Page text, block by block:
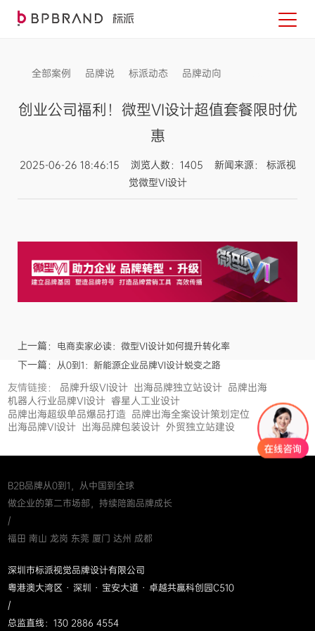
全部案例 品牌说 标派动态 品牌动向
创业公司福利！微型VI设计超值套餐限时优
惠
2025-06-26 18:46:15 浏览人数：1405 新闻来源： 标派视
觉微型VI设计
上一篇： 电商卖家必读：微型VI设计如何提升转化率
下一篇： 从0到1：新能源企业品牌VI设计蜕变之路
友情链接： 品牌升级VI设计 出海品牌独立站设计 品牌出海
机器人行业品牌VI设计 睿星人工业设计
品牌出海超级单品爆品打造 品牌出海全案设计策划定位
出海品牌VI设计 出海品牌包装设计 外贸独立站建设
B2B品牌从0到1，从中国到全球
做企业的第二市场部，持续陪跑品牌成长
/
福田 南山 龙岗 东莞 厦门 达州 成都
深圳市标派视觉品牌设计有限公司
粤港澳大湾区 · 深圳 · 宝安大道 · 卓越共赢科创园C510
/
总监直线：130 2886 4554